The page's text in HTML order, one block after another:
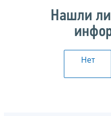
Нашли
Нет